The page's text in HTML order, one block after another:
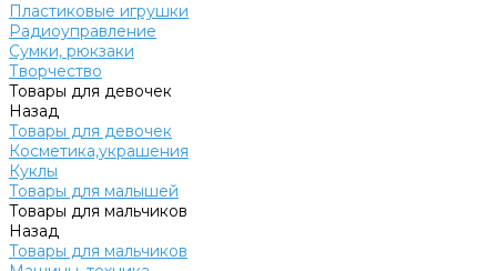
Пластиковые игрушки
Радиоуправление
Сумки, рюкзаки
Творчество
Товары для девочек
Назад
Товары для девочек
Косметика,украшения
Куклы
Товары для малышей
Товары для мальчиков
Назад
Товары для мальчиков